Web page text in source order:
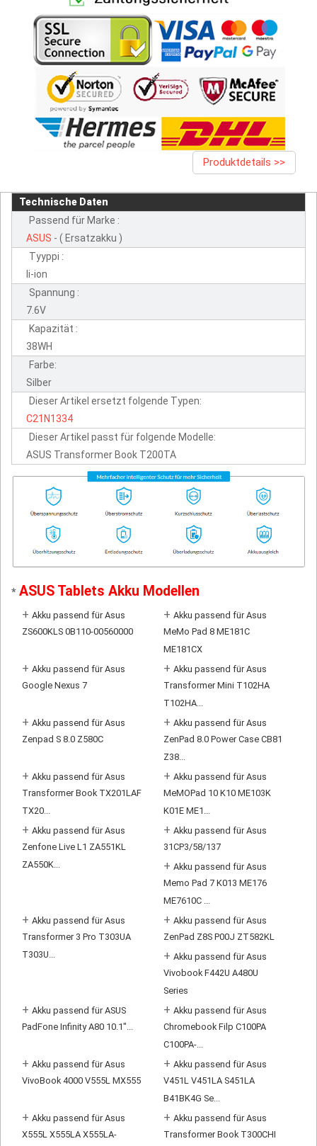
Produktdetails >>
Technische Daten
Passend für Marke :
ASUS - ( Ersatzakku )
Tyyppi :
li-ion
Spannung :
7.6V
Kapazität :
38WH
Farbe:
Silber
Dieser Artikel ersetzt folgende Typen:
C21N1334
Dieser Artikel passt für folgende Modelle:
ASUS Transformer Book T200TA
* ASUS Tablets Akku Modellen
+ Akku passend für Asus
ZS600KLS 0B110-00560000
+ Akku passend für Asus
MeMo Pad 8 ME181C
ME181CX
+ Akku passend für Asus
Google Nexus 7
+ Akku passend für Asus
Transformer Mini T102HA
T102HA...
+ Akku passend für Asus
Zenpad S 8.0 Z580C
+ Akku passend für Asus
ZenPad 8.0 Power Case CB81
Z38...
+ Akku passend für Asus
Transformer Book TX201LAF
TX20...
+ Akku passend für Asus
MeMOPad 10 K10 ME103K
K01E ME1...
+ Akku passend für Asus
Zenfone Live L1 ZA551KL
ZA550K...
+ Akku passend für Asus
31CP3/58/137
+ Akku passend für Asus
Memo Pad 7 K013 ME176
ME7610C ...
+ Akku passend für Asus
Transformer 3 Pro T303UA
T303U...
+ Akku passend für Asus
ZenPad Z8S P00J ZT582KL
+ Akku passend für Asus
Vivobook F442U A480U
Series
+ Akku passend für ASUS
PadFone Infinity A80 10.1"...
+ Akku passend für Asus
Chromebook Filp C100PA
C100PA-...
+ Akku passend für Asus
VivoBook 4000 V555L MX555
+ Akku passend für Asus
V451L V451LA S451LA
B41BK4G Se...
+ Akku passend für Asus
X555L X555LA X555LA-
+ Akku passend für Asus
Transformer Book T300CHI